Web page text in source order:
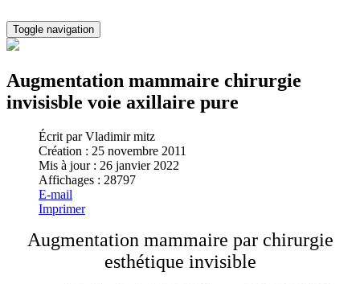
Toggle navigation
Augmentation mammaire chirurgie
invisisble voie axillaire pure
Écrit parVladimir mitz
Création : 25 novembre 2011
Mis à jour : 26 janvier 2022
Affichages : 28797
E-mail
Imprimer
Augmentation mammaire par chirurgie
esthétique invisible